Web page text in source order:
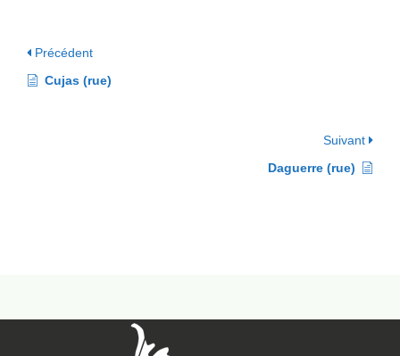
Précédent
Cujas (rue)
Suivant
Daguerre (rue)